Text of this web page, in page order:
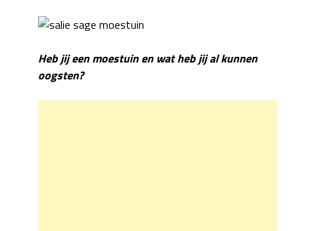
Heb jij een moestuin en wat heb jij al kunnen
oogsten?